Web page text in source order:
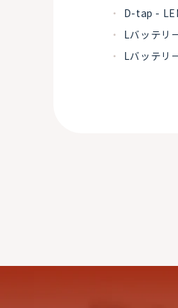
D-tap -
Lバッテリ
Lバッテリ